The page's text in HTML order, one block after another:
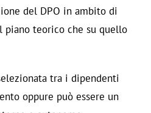
del DPO in ambito di
piano teorico che su quello
tra i dipendenti
oppure può essere un